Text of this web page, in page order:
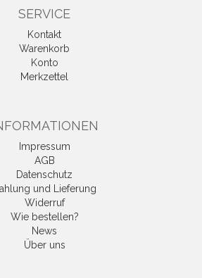
SERVICE
Kontakt
Warenkorb
Konto
Merkzettel
Impressum
AGB
Datenschutz
und Lieferung
Widerruf
Wie bestellen?
News
Über uns